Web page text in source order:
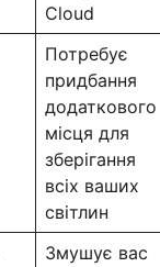
Cloud
Потребує
придбання
додаткового
місця для
зберігання
всіх ваших
світлин
Змушує вас